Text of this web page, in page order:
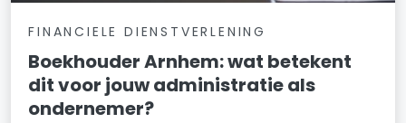
FINANCIELE DIENSTVERLENING
Boekhouder Arnhem: wat betekent
dit voor jouw administratie als
ondernemer?